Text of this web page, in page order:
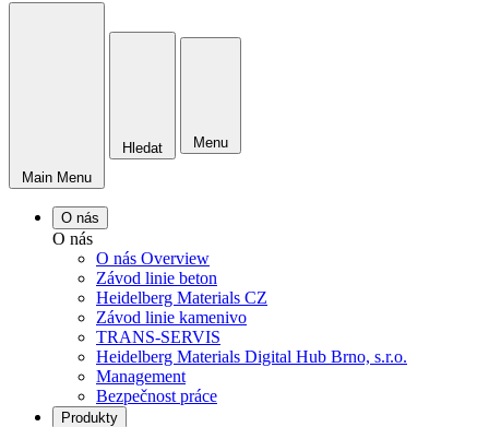
Main Menu
Hledat Menu
O nás
O nás
O nás Overview
Závod linie beton
Heidelberg Materials CZ
Závod linie kamenivo
TRANS-SERVIS
Heidelberg Materials Digital Hub Brno, s.r.o.
Management
Bezpečnost práce
Produkty